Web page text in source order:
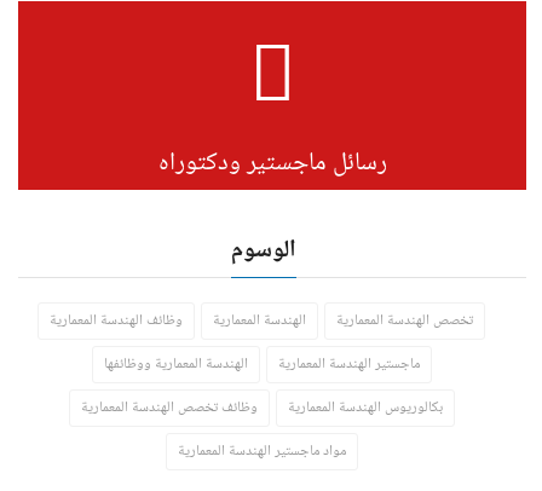
رسائل ماجستير ودكتوراه
الوسوم
تخصص الهندسة المعمارية الهندسة المعمارية
وظائف الهندسة المعمارية
ماجستير الهندسة المعمارية
الهندسة المعمارية ووظائفها
بكالوريوس الهندسة المعمارية
وظائف تخصص الهندسة المعمارية
مواد ماجستير الهندسة المعمارية